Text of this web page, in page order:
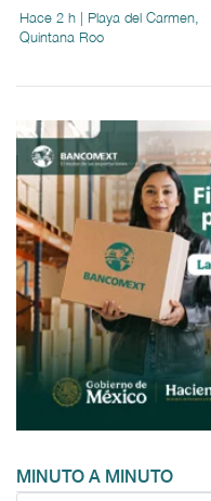
Hace 2 h | Playa del Carmen,
Quintana Roo
MINUTO A MINUTO